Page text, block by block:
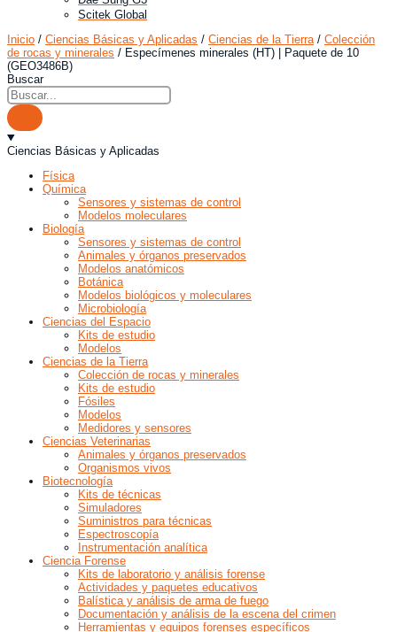
Scitek Global
Inicio / Ciencias Básicas y Aplicadas / Ciencias de la Tierra/ Colección
de rocas y minerales / Especímenes minerales (HT) | Paquete de 10
(GEO3486B)
Buscar
Ciencias Básicas y Aplicadas
Física
Química
Sensores y sistemas de control
Modelos moleculares
Biología
Sensores y sistemas de control
Animales y órganos preservados
Modelos anatómicos
Botánica
Modelos biológicos y moleculares
Microbiología
Ciencias del Espacio
Kits de estudio
Modelos
Ciencias de la Tierra
Colección de rocas y minerales
Kits de estudio
Fósiles
Modelos
Medidores y sensores
Ciencias Veterinarias
Animales y órganos preservados
Organismos vivos
Biotecnología
Kits de técnicas
Simuladores
Suministros para técnicas
Espectroscopía
Instrumentación analítica
Ciencia Forense
Kits de laboratorio y análisis forense
Actividades y paquetes educativos
Balística y análisis de arma de fuego
Documentación y análisis de la escena del crimen
Herramientas y equipos forenses específicos